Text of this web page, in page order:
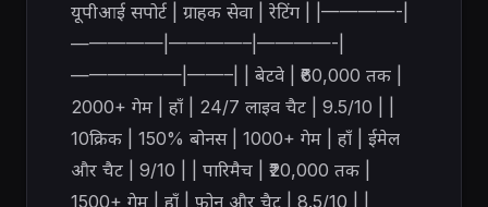
यूपीआई सपोर्ट | ग्राहक सेवा | रेटिंग | |————-|
—————|————–|————-|
——————|——–| | बेटवे | ₹60,000 तक |
2000+ गेम | हाँ | 24/7 लाइव चैट | 9.5/10 | |
10क्रिक | 150% बोनस | 1000+ गेम | हाँ | ईमेल
और चैट | 9/10 | | पारिमैच | ₹20,000 तक |
1500+ गेम | हाँ | फ़ोन और चैट | 8.5/10 | |